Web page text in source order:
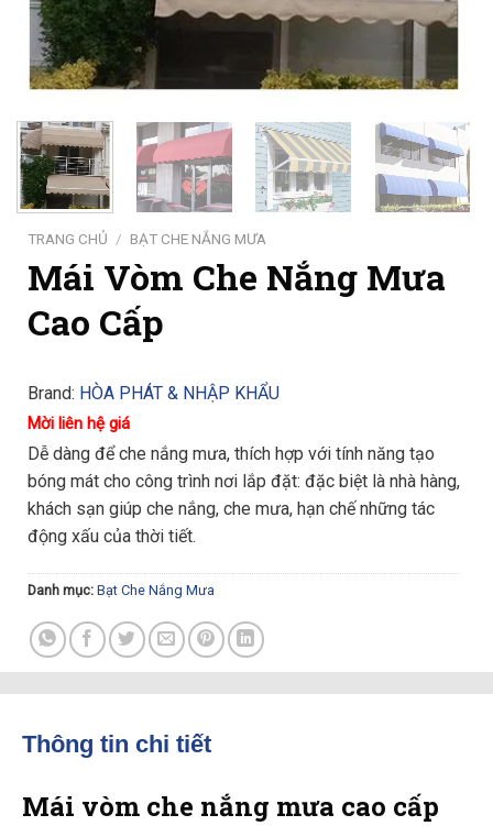
TRANG CHỦ / BẠT CHE NẮNG MƯA
Mái Vòm Che Nắng Mưa
Cao Cấp
Brand: HÒA PHÁT & NHẬP KHẨU
Mời liên hệ giá
Dễ dàng để che nắng mưa, thích hợp với tính năng tạo
bóng mát cho công trình nơi lắp đặt: đặc biệt là nhà hàng,
khách sạn giúp che nắng, che mưa, hạn chế những tác
động xấu của thời tiết.
Danh mục: Bạt Che Nắng Mưa
Thông tin chi tiết
Mái vòm che nắng mưa cao cấp